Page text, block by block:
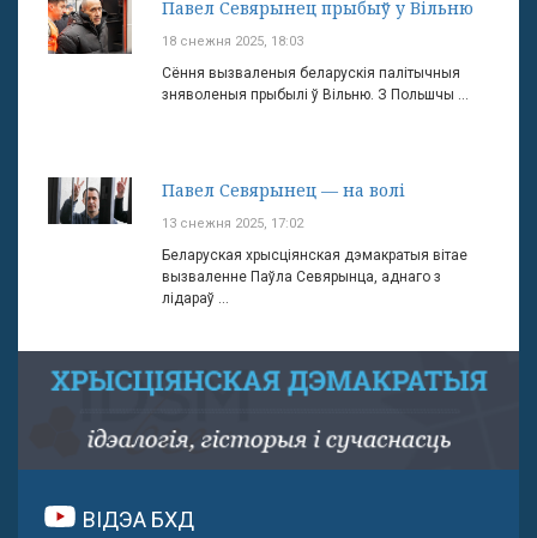
Павел Севярынец прыбыў у Вільню
18 снежня 2025, 18:03
Сёння вызваленыя беларускія палітычныя
зняволеныя прыбылі ў Вільню. З Польшчы ...
Павел Севярынец — на волі
13 снежня 2025, 17:02
Беларуская хрысціянская дэмакратыя вітае
вызваленне Паўла Севярынца, аднаго з
лідараў ...
ВІДЭА БХД